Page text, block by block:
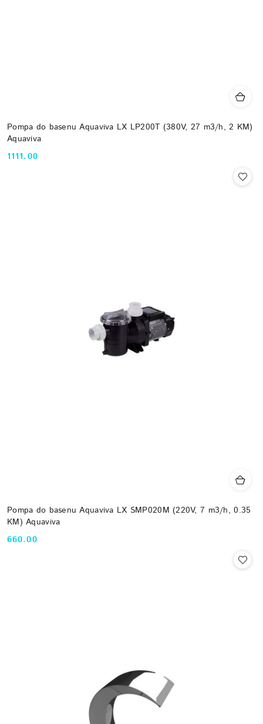
Pompa do basenu Aquaviva LX LP200T (380V, 27 m3/h, 2 KM)
Aquaviva
Cena:
1111.00
Pompa do basenu Aquaviva LX SMP020M (220V, 7 m3/h, 0.35
KM) Aquaviva
Cena:
660.00